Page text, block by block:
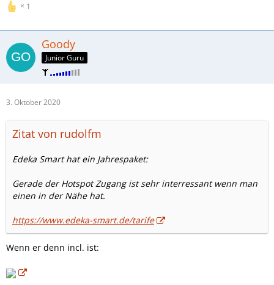
1
Goody
Junior Guru
3. Oktober 2020
Zitat von rudolfm
Edeka Smart hat ein Jahrespaket:
Gerade der Hotspot Zugang ist sehr interressant wenn man
einen in der Nähe hat.
https://www.edeka-smart.de/tarife
Wenn er denn incl. ist: